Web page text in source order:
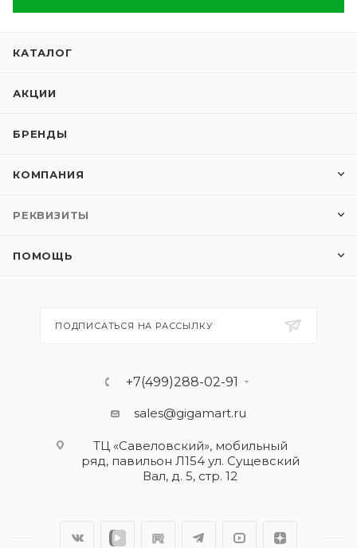
КАТАЛОГ
АКЦИИ
БРЕНДЫ
КОМПАНИЯ
РЕКВИЗИТЫ
ПОМОЩЬ
ПОДПИСАТЬСЯ НА РАССЫЛКУ
+7(499)288-02-91
sales@gigamart.ru
ТЦ «Савеловский», мобильный
ряд, павильон Л154 ул. Сущевский
Вал, д. 5, стр. 12